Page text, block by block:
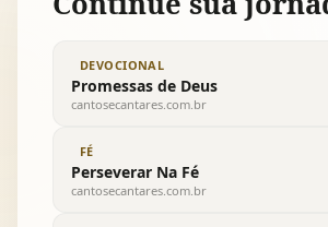
DEVOCIONAL
Promessas de Deus
cantosecantares.com.br
FÉ
Perseverar Na Fé
cantosecantares.com.br